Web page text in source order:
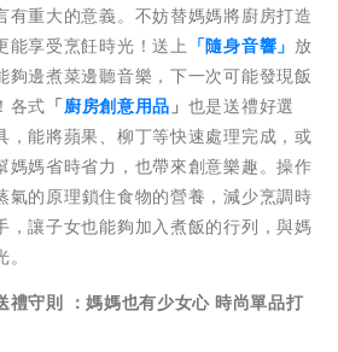
有重大的意義。不妨替媽媽將廚房打造
能享受烹飪時光！送上 「隨身音響」 放
夠邊煮菜邊聽音樂，下一次可能發現飯
各式 「廚房創意用品」 也是送禮好選
，能將蘋果、柳丁等快速處理完成，或
媽媽省時省力，也帶來創意樂趣。操作
氣的原理鎖住食物的營養，減少烹調時
，讓子女也能夠加入煮飯的行列，與媽
禮守則 ：媽媽也有少女心 時尚單品打